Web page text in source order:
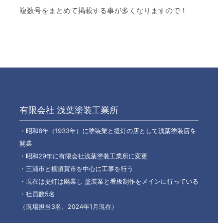
複数号をまとめて掲載する事が多くなりますので！
有限会社 浅葉塗装工業所
・昭和8年（1933年）に塗装業と提灯の店として浅葉塗装店を
開業
・昭和29年に有限会社浅葉塗装工業所に変更
・三浦市と横須賀市を中心に工事を行う
・現在は提灯は廃業し 塗装業と看板制作をメインに行っている
・社員数5名
（現場担当3名、2024年1月現在）